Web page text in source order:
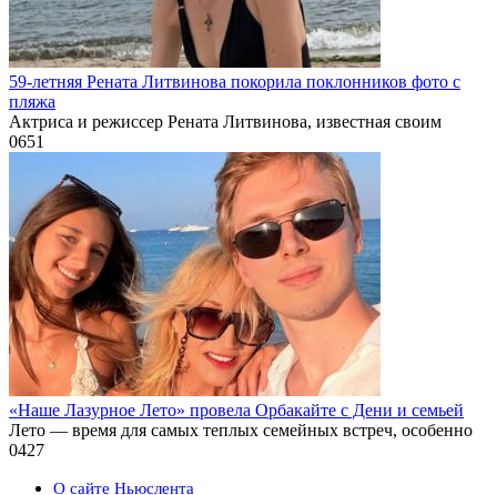
59-летняя Рената Литвинова покорила поклонников фото с
пляжа
Актриса и режиссер Рената Литвинова, известная своим
0651
«Наше Лазурное Лето» провела Орбакайте с Дени и семьей
Лето — время для самых теплых семейных встреч, особенно
0427
О сайте Ньюслента